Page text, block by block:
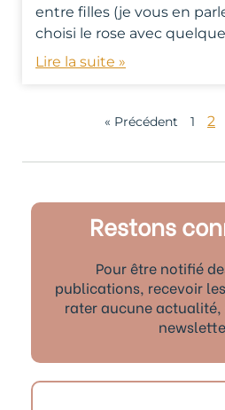
entre filles (je vous en
choisi le rose avec
Lire la suite »
« Précédent 1 2
Restons
Pour être notifié
publications, recevoir
rater aucune